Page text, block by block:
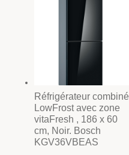
939,99 €.
Réfrigérateur combiné
LowFrost avec zone
vitaFresh , 186 x 60
cm, Noir. Bosch
KGV36VBEAS